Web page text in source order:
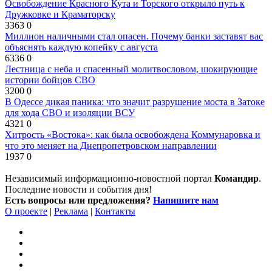
Освобождение Красного Кута и Торского открыло путь к
Дружковке и Краматорску
3363 0
Миллион наличными стал опасен. Почему банки заставят вас
объяснять каждую копейку с августа
6336 0
Лестница с неба и спасенный молитвословом, шокирующие
истории бойцов СВО
3200 0
В Одессе дикая паника: что значит разрушение моста в Затоке
для хода СВО и изоляции ВСУ
4321 0
Хитрость «Востока»: как была освобождена Коммунаровка и
что это меняет на Днепропетровском направлении
1937 0
Независимый информационно-новостной портал Командир.
Последние новости и события дня!
Есть вопросы или предложения? Напишите нам
О проекте | Реклама | Контакты